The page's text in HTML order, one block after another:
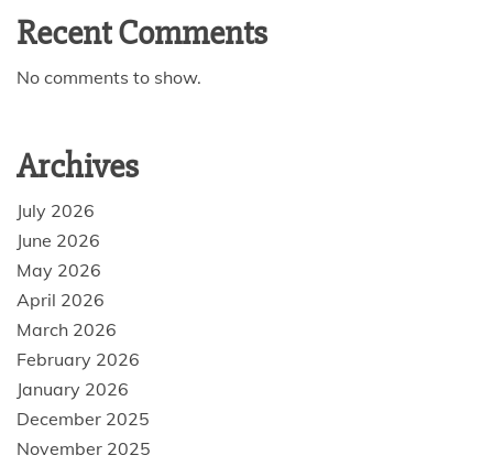
Recent Comments
No comments to show.
Archives
July 2026
June 2026
May 2026
April 2026
March 2026
February 2026
January 2026
December 2025
November 2025